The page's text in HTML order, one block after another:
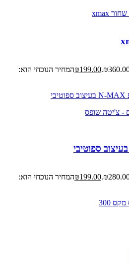
₪199.00
המחיר הנוכחי הוא:
- צ'יטה שופס
₪199.00
המחיר הנוכחי הוא: